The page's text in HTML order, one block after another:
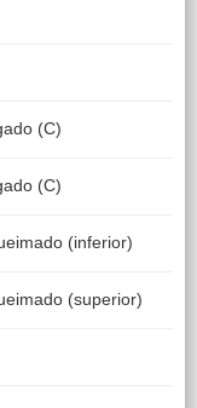
(C)
(C)
(inferior)
(superior)